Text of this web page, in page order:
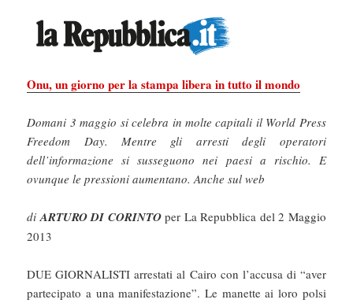
Onu, un giorno per la stampa libera in tutto il mondo
Domani 3 maggio si celebra in molte capitali il World Press
Freedom Day. Mentre gli arresti degli operatori
dell’informazione si susseguono nei paesi a rischio. E
ovunque le pressioni aumentano. Anche sul web
diARTURO DI CORINTOper La Repubblica del 2 Maggio
2013
DUE GIORNALISTI arrestati al Cairo con l’accusa di “aver
partecipato a una manifestazione”. Le manette ai loro polsi